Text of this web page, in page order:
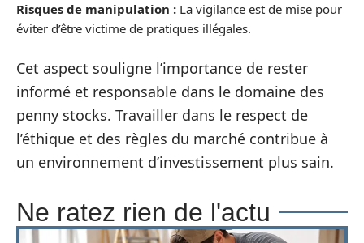
Risques de manipulation : La vigilance est de mise pour
éviter d’être victime de pratiques illégales.
Cet aspect souligne l’importance de rester
informé et responsable dans le domaine des
penny stocks. Travailler dans le respect de
l’éthique et des règles du marché contribue à
un environnement d’investissement plus sain.
Ne ratez rien de l'actu